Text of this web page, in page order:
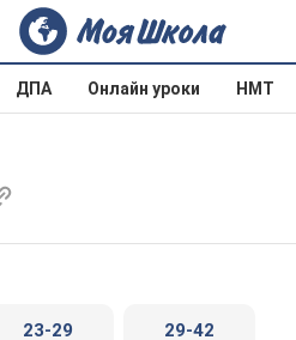
ДПА Онлайн уроки НМТ
23-29 29-42